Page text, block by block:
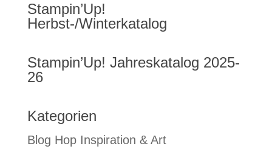
Stampin’Up!
Herbst-/Winterkatalog
Stampin’Up! Jahreskatalog 2025-
26
Kategorien
Blog Hop Inspiration & Art